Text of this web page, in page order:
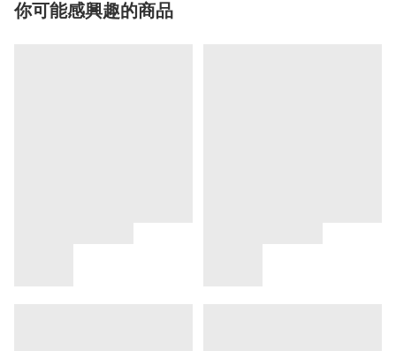
你可能感興趣的商品